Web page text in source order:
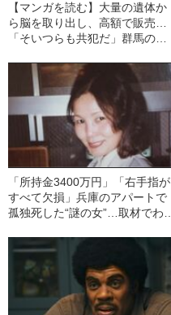
【マンガを読む】大量の遺体か
ら脳を取り出し、高額で販売…
「そいつらも共犯だ」群馬の火
「所持金3400万円」「右手指が
すべて欠損」兵庫のアパートで
孤独死した“謎の女”…取材でわか